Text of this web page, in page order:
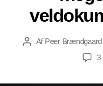
Indlægsforfatter
Af Peer Brændgaard
3